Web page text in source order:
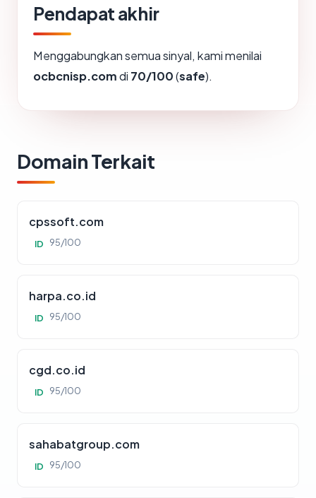
Pendapat akhir
Menggabungkan semua sinyal, kami menilai
ocbcnisp.comdi 70/100(safe).
Domain Terkait
cpssoft.com
ID 95/100
harpa.co.id
ID 95/100
cgd.co.id
ID 95/100
sahabatgroup.com
ID 95/100